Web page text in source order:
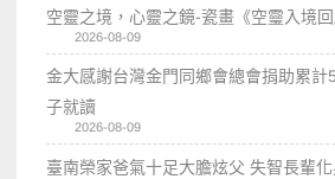
空靈之境，心靈之鏡-瓷畫《空𩆜入境回
2026-08-09
金大感謝台灣金門同鄉會總會捐助累計
子就讀
2026-08-09
臺南榮家爸氣十足大膽炫父 失智長輩